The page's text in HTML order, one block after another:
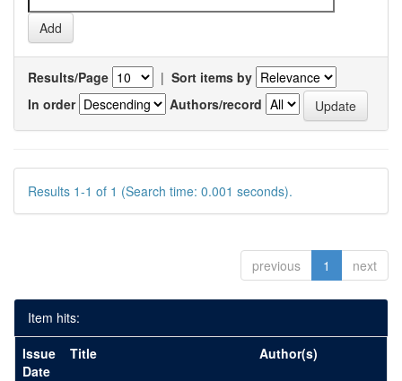
Results/Page | Sort items by
In order
Authors/record
Results 1-1 of 1 (Search time: 0.001 seconds).
previous 1 next
Item hits:
Issue
Date
Title Author(s)